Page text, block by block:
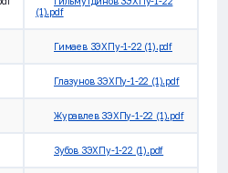
(1).pdf
Гимаев ЗЭХПу-1-22 (1).pdf
Глазунов ЗЭХПу-1-22 (1).pdf
Журавлев ЗЭХПу-1-22 (1).pdf
Зубов ЗЭХПу-1-22 (1).pdf